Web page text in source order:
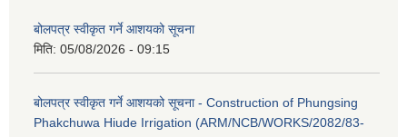
बोलपत्र स्वीकृत गर्ने आशयको सूचना
मिति: 05/08/2026 - 09:15
बोलपत्र स्वीकृत गर्ने आशयको सूचना - Construction of Phungsing
Phakchuwa Hiude Irrigation (ARM/NCB/WORKS/2082/83-